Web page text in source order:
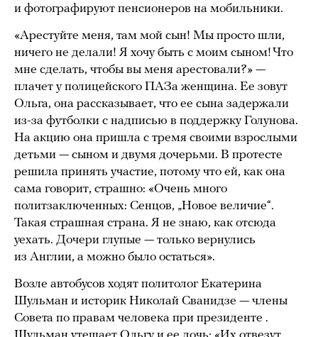
и фотографируют пенсионеров на мобильники.
«Арестуйте меня, там мой сын! Мы просто шли,
ничего не делали! Я хочу быть с моим сыном! Что
мне сделать, чтобы вы меня арестовали?» —
плачет у полицейского ПАЗа женщина. Ее зовут
Ольга, она рассказывает, что ее сына задержали
из-за футболки с надписью в поддержку Голунова.
На акцию она пришла с тремя своими взрослыми
детьми — сыном и двумя дочерьми. В протесте
решила принять участие, потому что ей, как она
сама говорит, страшно: «Очень много
политзаключенных: Сенцов, „Новое величие“.
Такая страшная страна. Я не знаю, как отсюда
уехать. Дочери глупые — только вернулись
из Англии, а можно было остаться».
Возле автобусов ходят политолог Екатерина
Шульман и историк Николай Сванидзе — члены
Совета по правам человека при президенте .